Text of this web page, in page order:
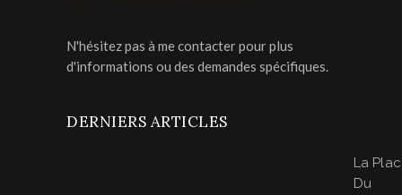
N'hésitez pas à me contacter pour plus
d'informations ou des demandes spécifiques.
DERNIERS ARTICLES
La
Du